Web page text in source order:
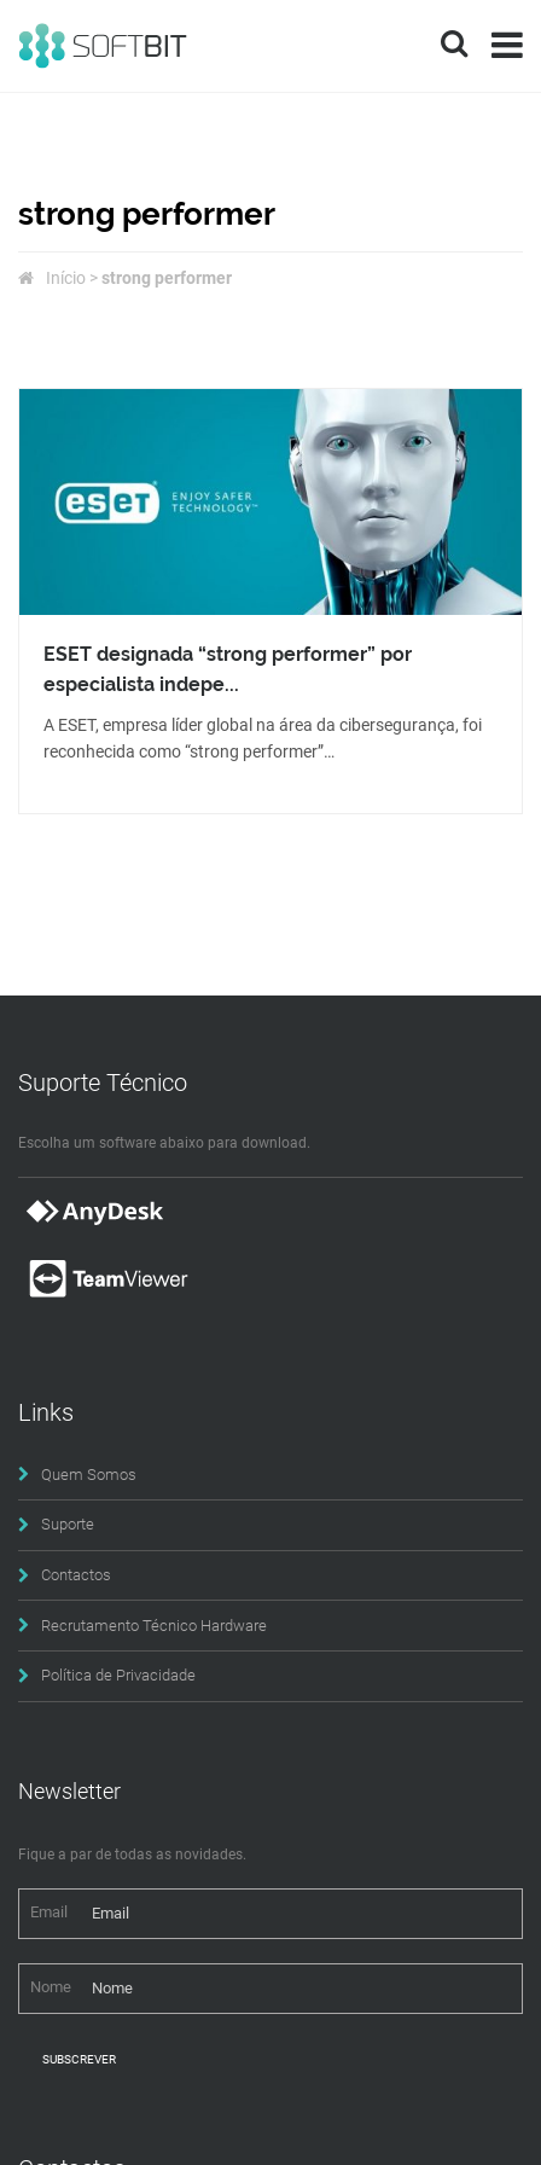
Inovação
strong performer
Início > strong performer
ESET designada “strong performer” por
especialista indepe...
A ESET, empresa líder global na área da cibersegurança, foi
reconhecida como “strong performer”…
Suporte Técnico
Escolha um software abaixo para download.
Links
Quem Somos
Suporte
Contactos
Recrutamento Técnico Hardware
Política de Privacidade
Newsletter
Fique a par de todas as novidades.
Email
Nome
SUBSCREVER